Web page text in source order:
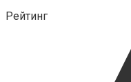
Рейтинг